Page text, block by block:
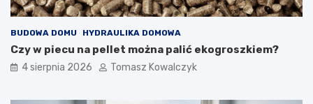
BUDOWA DOMU HYDRAULIKA DOMOWA
Czy w piecu na pellet można palić ekogroszkiem?
4 sierpnia 2026 Tomasz Kowalczyk